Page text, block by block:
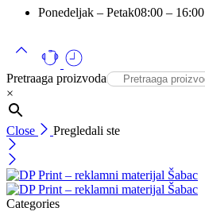
Ponedeljak – Petak08:00 – 16:00
Pretraaga proizvoda
×
Close Pregledali ste
Categories